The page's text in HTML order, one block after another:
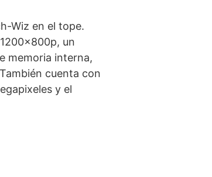
Wiz en el tope.
un
memoria interna,
cuenta con
y el